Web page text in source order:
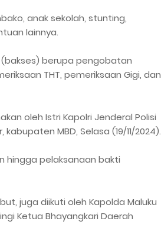
anak sekolah, stunting,
lainnya.
berupa pengobatan
THT, pemeriksaan Gigi, dan
oleh Istri Kapolri Jenderal Polisi
MBD, Selasa (19/11/2024).
hingga pelaksanaan bakti
juga diikuti oleh Kapolda Maluku
Ketua Bhayangkari Daerah